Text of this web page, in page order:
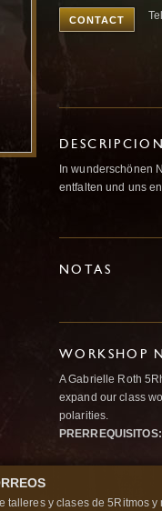
CONTACT
In wunderschönen
entfalten und uns
NOTAS
WORKSHOP
A Gabrielle Roth
expand our class
polarities.
PRERREQUISITOS:
talleres y clases de 5Ritmos y